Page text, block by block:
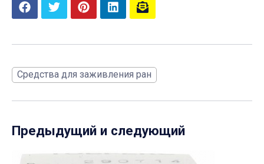
Средства для заживления ран
Предыдущий и следующий